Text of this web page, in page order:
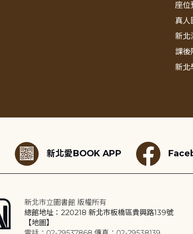
座位
真人
新北
課後
新北
新北愛BOOK APP
新北市立圖書館 版權所有
總館地址：220218 新北市板橋區貴興路139號
【地圖】